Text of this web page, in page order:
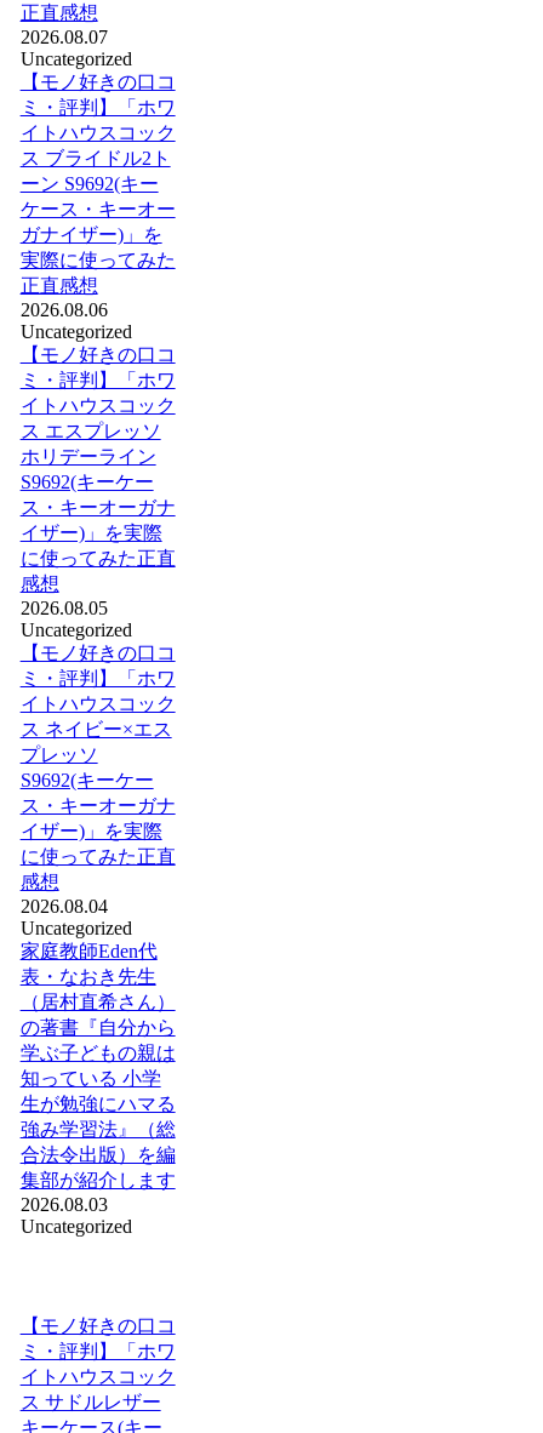
正直感想
2026.08.07
Uncategorized
【モノ好きの口コ
ミ・評判】「ホワ
イトハウスコック
ス ブライドル2ト
ーン S9692(キー
ケース・キーオー
ガナイザー)」を
実際に使ってみた
正直感想
2026.08.06
Uncategorized
【モノ好きの口コ
ミ・評判】「ホワ
イトハウスコック
ス エスプレッソ
ホリデーライン
S9692(キーケー
ス・キーオーガナ
イザー)」を実際
に使ってみた正直
感想
2026.08.05
Uncategorized
【モノ好きの口コ
ミ・評判】「ホワ
イトハウスコック
ス ネイビー×エス
プレッソ
S9692(キーケー
ス・キーオーガナ
イザー)」を実際
に使ってみた正直
感想
2026.08.04
Uncategorized
家庭教師Eden代
表・なおき先生
（居村直希さん）
の著書『自分から
学ぶ子どもの親は
知っている 小学
生が勉強にハマる
強み学習法』（総
合法令出版）を編
集部が紹介します
2026.08.03
Uncategorized
【モノ好きの口コ
ミ・評判】「ホワ
イトハウスコック
ス サドルレザー
キーケース(キー